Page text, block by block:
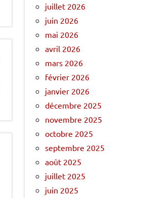
juillet 2026
juin 2026
mai 2026
avril 2026
mars 2026
février 2026
janvier 2026
décembre 2025
novembre 2025
octobre 2025
septembre 2025
août 2025
juillet 2025
juin 2025